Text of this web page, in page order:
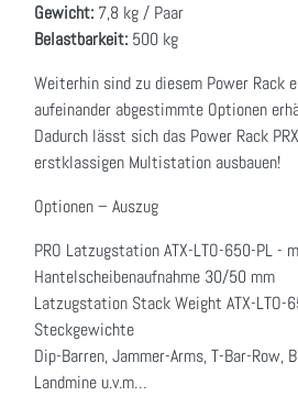
Gewicht: 7,8 kg / Paar
Belastbarkeit: 500 kg
Weiterhin sind zu diesem Power Rack
aufeinander abgestimmte Optionen
Dadurch lässt sich das Power Rack
erstklassigen Multistation ausbauen!
Optionen – Auszug
PRO Latzugstation ATX-LTO-650-PL -
Hantelscheibenaufnahme 30/50 mm
Latzugstation Stack Weight ATX-
Steckgewichte
Dip-Barren, Jammer-Arms, T-Bar-Row,
Landmine u.v.m…